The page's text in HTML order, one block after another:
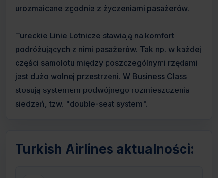
urozmaicane zgodnie z życzeniami pasażerów.
Tureckie Linie Lotnicze stawiają na komfort
podróżujących z nimi pasażerów. Tak np. w każdej
części samolotu między poszczególnymi rzędami
jest dużo wolnej przestrzeni. W Business Class
stosują systemem podwójnego rozmieszczenia
siedzeń, tzw. "double-seat system".
Turkish Airlines aktualności: